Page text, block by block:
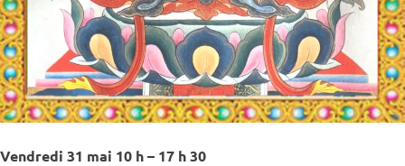
Vendredi 31 mai 10 h – 17 h 30